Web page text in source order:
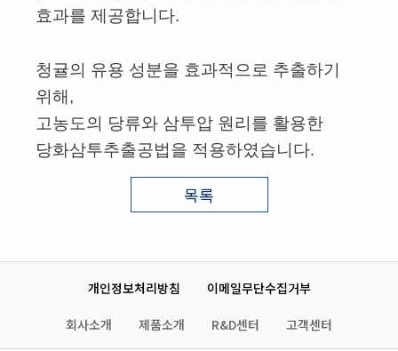
효과를 제공합니다.
청귤의 유용 성분을 효과적으로 추출하기
위해,
고농도의 당류와 삼투압 원리를 활용한
당화삼투추출공법을 적용하였습니다.
목록
개인정보처리방침 이메일무단수집거부
회사소개 제품소개 R&D센터 고객센터